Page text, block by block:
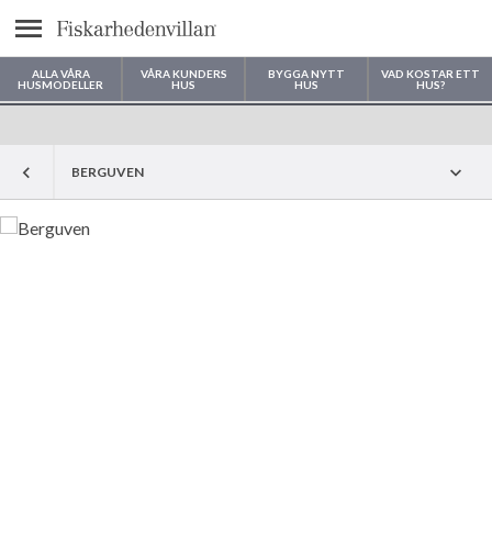
Meny
ALLA VÅRA
HUSMODELLER
VÅRA KUNDERS
HUS
BYGGA NYTT
HUS
VAD KOSTAR ETT
HUS?
Var vill du bygga ditt hus?
BERGUVEN